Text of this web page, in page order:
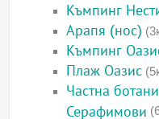
Къмпинг
Арапя (нос)
Къмпинг
Плаж Оазис
Частна
Серафимови